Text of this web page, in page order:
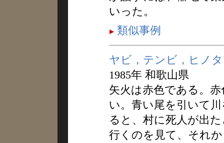
いった。
類似事例
ヤビ，テンビ，ヒノ
1985年 和歌山県
矢火は赤色である。
い。青い尾を引いて
ると、村に死人が出
行くのを見て、それ